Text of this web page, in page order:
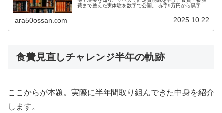
費まで整えた実体験を数字で公開。 赤字9万円から黒字目
ara50ossan.com 2025.10.22
食費見直しチャレンジ半年の軌跡
ここからが本題。実際に半年間取り組んできた中身を紹介
します。